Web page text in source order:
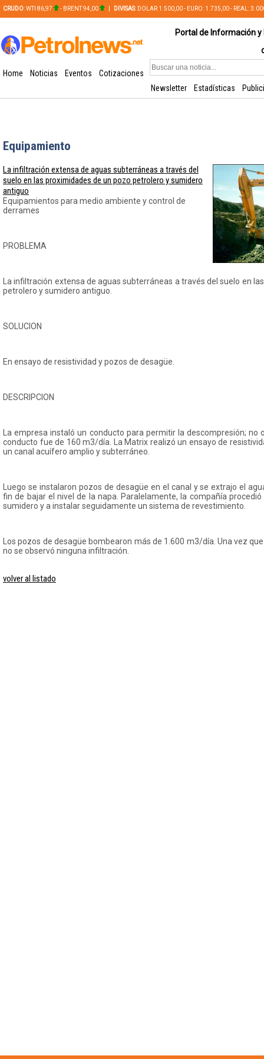
CRUDO: WTI 86,97 - BRENT 94,00 DIVISAS: DOLAR 1.500,00 - EURO: 1.735,00 - REAL:
Portal de Información
Home Noticias Eventos
Cotizaciones
Newsletter
Estadísticas
Equipamiento
La infiltración extensa de aguas subterráneas a través del
suelo en las proximidades de un pozo petrolero y sumidero
antiguo
Equipamientos para medio ambiente y control de
derrames
PROBLEMA
La infiltración extensa de aguas subterráneas a través del suelo en
petrolero y sumidero antiguo.
SOLUCION
En ensayo de resistividad y pozos de desagüe.
DESCRIPCION
La empresa instaló un conducto para permitir la descompresión; no
conducto fue de 160 m3/día. La Matrix realizó un ensayo de
un canal acuífero amplio y subterráneo.
Luego se instalaron pozos de desagüe en el canal y se extrajo el
fin de bajar el nivel de la napa. Paralelamente, la compañía
sumidero y a instalar seguidamente un sistema de revestimiento.
Los pozos de desagüe bombearon más de 1.600 m3/día. Una vez
no se observó ninguna infiltración.
volver al listado